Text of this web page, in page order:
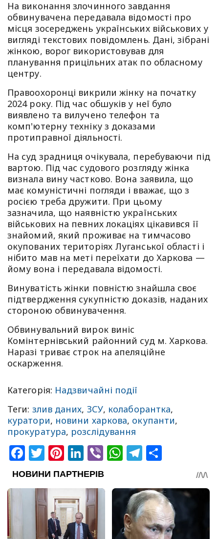
На виконання злочинного завдання
обвинувачена передавала відомості про
місця зосереджень українських військових у
вигляді текстових повідомлень. Дані, зібрані
жінкою, ворог використовував для
планування прицільних атак по обласному
центру.
Правоохоронці викрили жінку на початку
2024 року. Під час обшуків у неї було
виявлено та вилучено телефон та
комп'ютерну техніку з доказами
протиправної діяльності.
На суд зрадниця очікувала, перебуваючи під
вартою. Під час судового розгляду жінка
визнала вину частково. Вона заявила, що
має комуністичні погляди і вважає, що з
росією треба дружити. При цьому
зазначила, що наявністю українських
військових на певних локаціях цікавився її
знайомий, який проживає на тимчасово
окупованих територіях Луганської області і
нібито мав на меті переїхати до Харкова —
йому вона і передавала відомості.
Винуватість жінки повністю знайшла своє
підтвердження сукупністю доказів, наданих
стороною обвинувачення.
Обвинувальний вирок виніс
Комінтернівський районний суд м. Харкова.
Наразі триває строк на апеляційне
оскарження.
Категорія: Надзвичайні події
Теги: злив даних, ЗСУ, колаборантка,
куратори, новини харкова, окупанти,
прокуратура, розслідування
Facebook
Twitter
Pinterest
LinkedIn
ViberWhatsApp
Telegram